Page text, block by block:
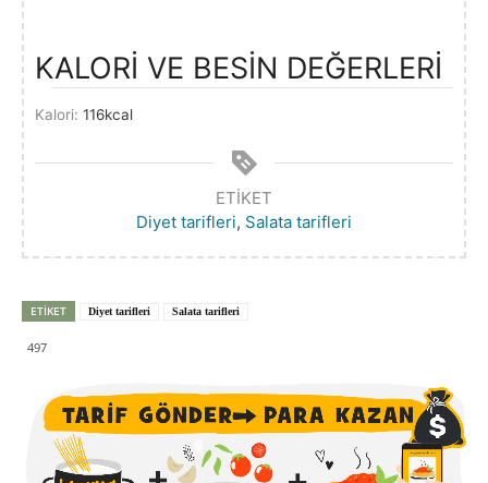
KALORİ VE BESİN DEĞERLERİ
Kalori: 116kcal
ETIKET
Diyet tarifleri, Salata tarifleri
ETIKET Diyet tarifleri Salata tarifleri
497